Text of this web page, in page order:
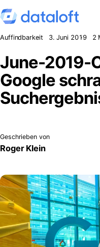
Zum Inhalt springen
Auffindbarkeit 3. Juni 2019 2
June-2019-
Google
Geschrieben von
Roger Klein